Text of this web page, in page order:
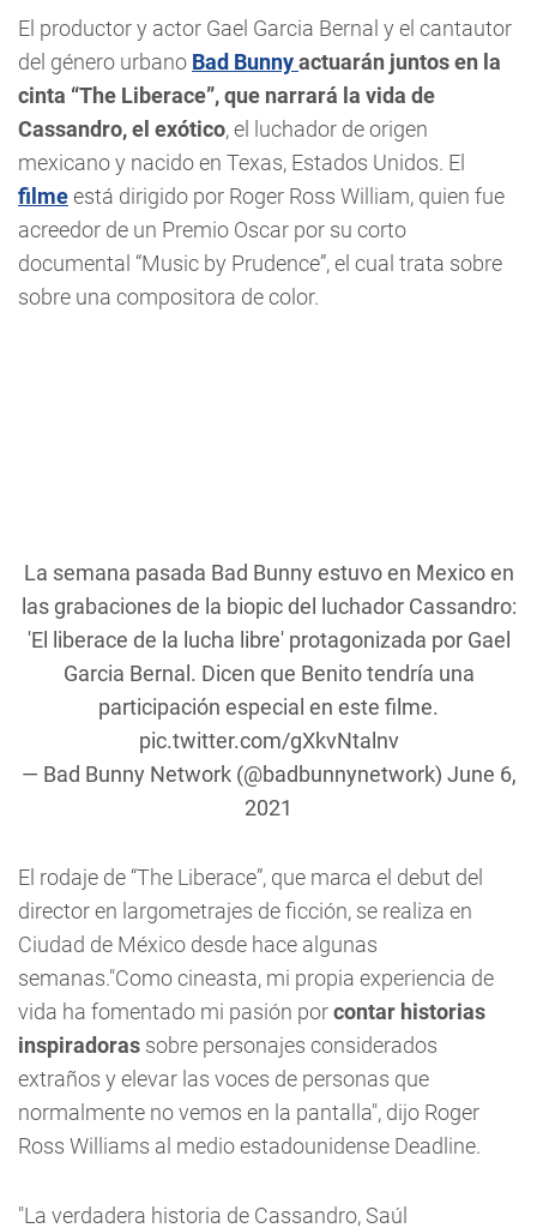
El productor y actor Gael Garcia Bernal y el cantautor
del género urbano Bad Bunnyactuarán juntos en la
cinta “The Liberace”, que narrará la vida de
Cassandro, el exótico, el luchador de origen
mexicano y nacido en Texas, Estados Unidos. El
filmeestá dirigido por Roger Ross William, quien fue
acreedor de un Premio Oscar por su corto
documental “Music by Prudence”, el cual trata sobre
sobre una compositora de color.
La semana pasada Bad Bunny estuvo en Mexico en
las grabaciones de la biopic del luchador Cassandro:
'El liberace de la lucha libre' protagonizada por Gael
Garcia Bernal. Dicen que Benito tendría una
participación especial en este filme.
pic.twitter.com/gXkvNtalnv
— Bad Bunny Network (@badbunnynetwork) June 6,
2021
El rodaje de “The Liberace”, que marca el debut del
director en largometrajes de ficción, se realiza en
Ciudad de México desde hace algunas
semanas."Como cineasta, mi propia experiencia de
vida ha fomentado mi pasión porcontar historias
inspiradoras sobre personajes considerados
extraños y elevar las voces de personas que
normalmente no vemos en la pantalla", dijo Roger
Ross Williams al medio estadounidense Deadline.
"La verdadera historia de Cassandro, Saúl